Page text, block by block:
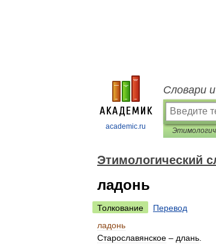
academic.ru
Словари
Этимологический
ладонь
Толкование
Перевод
ладонь
Старославянское – длань